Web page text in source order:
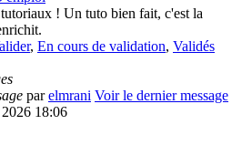
! Un tuto bien fait, c'est la
, En cours de validation, Validés
parelmrani Voir le dernier message
18:06